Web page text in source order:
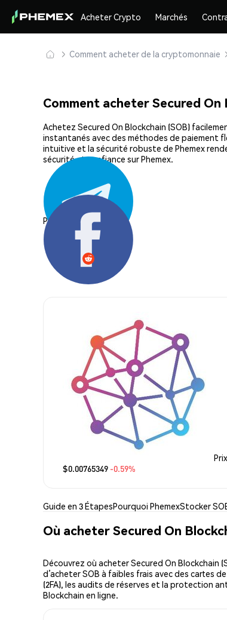
Acheter Crypto Marchés
Comment acheter de la cryptomonnaie
Comment acheter Secured On
Achetez Secured On Blockchain (SOB)
instantanés avec des méthodes de paiement
intuitive et la sécurité robuste de Phemex
sécurité et confiance sur Phemex.
Partager:
$0.00765349 -0.59%
Guide en 3 ÉtapesPourquoi PhemexStocker
Où acheter Secured On
Découvrez où acheter Secured On Blockchain
d’acheter SOB à faibles frais avec des cartes
(2FA), les audits de réserves et la protection
Blockchain en ligne.